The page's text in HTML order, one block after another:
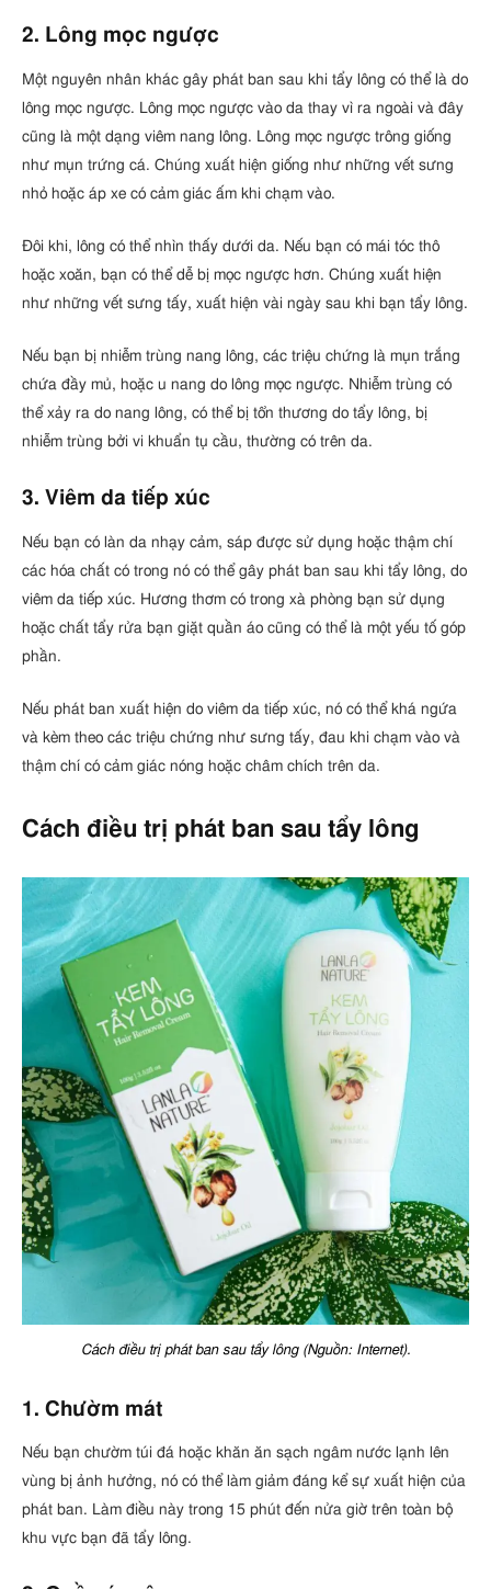
2. Lông mọc ngược
Một nguyên nhân khác gây phát ban sau khi tẩy lông có thể là do
lông mọc ngược. Lông mọc ngược vào da thay vì ra ngoài và đây
cũng là một dạng viêm nang lông. Lông mọc ngược trông giống
như mụn trứng cá. Chúng xuất hiện giống như những vết sưng
nhỏ hoặc áp xe có cảm giác ấm khi chạm vào.
Đôi khi, lông có thể nhìn thấy dưới da. Nếu bạn có mái tóc thô
hoặc xoăn, bạn có thể dễ bị mọc ngược hơn. Chúng xuất hiện
như những vết sưng tấy, xuất hiện vài ngày sau khi bạn tẩy lông.
Nếu bạn bị nhiễm trùng nang lông, các triệu chứng là mụn trắng
chứa đầy mủ, hoặc u nang do lông mọc ngược. Nhiễm trùng có
thể xảy ra do nang lông, có thể bị tổn thương do tẩy lông, bị
nhiễm trùng bởi vi khuẩn tụ cầu, thường có trên da.
3. Viêm da tiếp xúc
Nếu bạn có làn da nhạy cảm, sáp được sử dụng hoặc thậm chí
các hóa chất có trong nó có thể gây phát ban sau khi tẩy lông, do
viêm da tiếp xúc. Hương thơm có trong xà phòng bạn sử dụng
hoặc chất tẩy rửa bạn giặt quần áo cũng có thể là một yếu tố góp
phần.
Nếu phát ban xuất hiện do viêm da tiếp xúc, nó có thể khá ngứa
và kèm theo các triệu chứng như sưng tấy, đau khi chạm vào và
thậm chí có cảm giác nóng hoặc châm chích trên da.
Cách điều trị phát ban sau tẩy lông
Cách điều trị phát ban sau tẩy lông (Nguồn: Internet).
1. Chườm mát
Nếu bạn chườm túi đá hoặc khăn ăn sạch ngâm nước lạnh lên
vùng bị ảnh hưởng, nó có thể làm giảm đáng kể sự xuất hiện của
phát ban. Làm điều này trong 15 phút đến nửa giờ trên toàn bộ
khu vực bạn đã tẩy lông.